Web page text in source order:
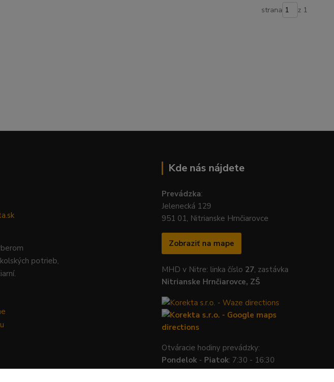
strana z 1
potrieb,
Kde nás nájdete
Prevádzka:
Jelenecká 129
951 01, Nitrianske Hrnčiarovce
Zobraziť na mape
MHD v Nitre: linka číslo 27, zastávka
Nitrianske Hrnčiarovce, ZŠ
Otváracie hodiny prevádzky:
Pondelok - Piatok: 7:30 - 16:30